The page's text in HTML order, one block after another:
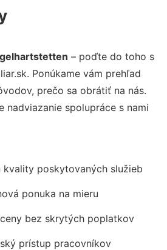
– poďte do toho s
Ponúkame vám prehľad
prečo sa obrátiť na nás.
nadviazanie spolupráce s nami
kvality poskytovaných služieb
ponuka na mieru
bez skrytých poplatkov
prístup pracovníkov